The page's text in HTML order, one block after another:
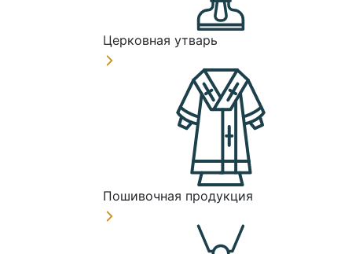
Церковная утварь
Пошивочная продукция